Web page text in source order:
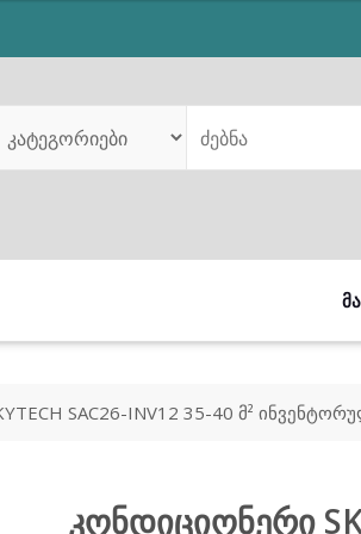
SAC26-INV12 35-40 მ²
კონდიციონერი
₾899.00.